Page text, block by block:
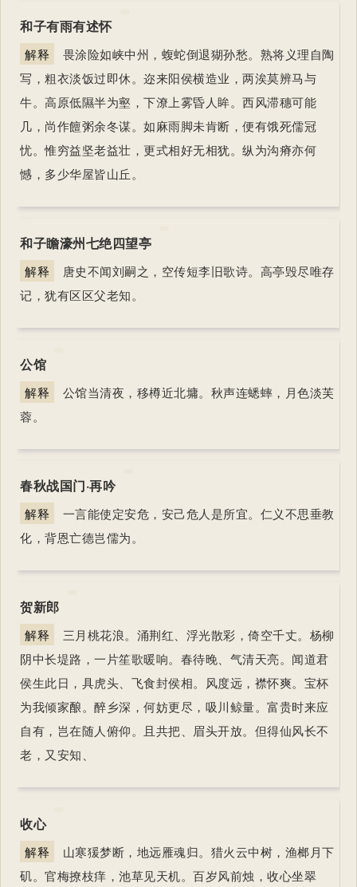
和子有雨有述怀
解释
畏涂险如峡中州，蝮蛇倒退猢孙愁。熟将义理自陶
写，粗衣淡饭过即休。迩来阳侯横造业，两涘莫辨马与
牛。高原低隰半为壑，下潦上雾昏人眸。西风滞穗可能
几，尚作饘粥余冬谋。如麻雨脚未肯断，便有饿死儒冠
忧。惟穷益坚老益壮，更式相好无相犹。纵为沟瘠亦何
憾，多少华屋皆山丘。
和子瞻濠州七绝四望亭
解释
唐史不闻刘嗣之，空传短李旧歌诗。高亭毁尽唯存
记，犹有区区父老知。
公馆
解释
公馆当清夜，移樽近北墉。秋声连蟋蟀，月色淡芙
蓉。
春秋战国门·再吟
解释
一言能使定安危，安己危人是所宜。仁义不思垂教
化，背恩亡德岂儒为。
贺新郎
解释
三月桃花浪。涌荆红、浮光散彩，倚空千丈。杨柳
阴中长堤路，一片笙歌暖响。春待晚、气清天亮。闻道君
侯生此日，具虎头、飞食封侯相。风度远，襟怀爽。宝杯
为我倾家酿。醉乡深，何妨更尽，吸川鲸量。富贵时来应
自有，岂在随人俯仰。且共把、眉头开放。但得仙风长不
老，又安知、
收心
解释
山寒猨梦断，地远雁魂归。猎火云中树，渔榔月下
矶。官梅撩枝痒，池草见天机。百岁风前烛，收心坐翠